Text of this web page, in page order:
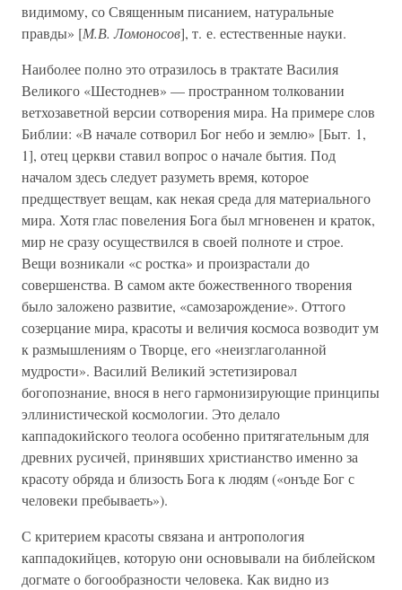
видимому, со Священным писанием, натуральные
правды» [М.В. Ломоносов], т. е. естественные науки.
Наиболее полно это отразилось в трактате Василия
Великого «Шестоднев» — пространном толковании
ветхозаветной версии сотворения мира. На примере слов
Библии: «В начале сотворил Бог небо и землю» [Быт. 1,
1], отец церкви ставил вопрос о начале бытия. Под
началом здесь следует разуметь время, которое
предществует вещам, как некая среда для материального
мира. Хотя глас повеления Бога был мгновенен и краток,
мир не сразу осуществился в своей полноте и строе.
Вещи возникали «с ростка» и произрастали до
совершенства. В самом акте божественного творения
было заложено развитие, «самозарождение». Оттого
созерцание мира, красоты и величия космоса возводит ум
к размышлениям о Творце, его «неизглаголанной
мудрости». Василий Великий эстетизировал
богопознание, внося в него гармонизирующие принципы
эллинистической космологии. Это делало
каппадокийского теолога особенно притягательным для
древних русичей, принявших христианство именно за
красоту обряда и близость Бога к людям («онъде Бог с
человеки пребываеть»).
С критерием красоты связана и антропология
каппадокийцев, которую они основывали на библейском
догмате о богообразности человека. Как видно из